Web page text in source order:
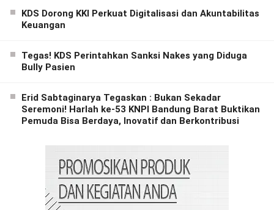
KDS Dorong KKI Perkuat Digitalisasi dan Akuntabilitas
Keuangan
Tegas! KDS Perintahkan Sanksi Nakes yang Diduga
Bully Pasien
Erid Sabtaginarya Tegaskan : Bukan Sekadar
Seremoni! Harlah ke-53 KNPI Bandung Barat Buktikan
Pemuda Bisa Berdaya, Inovatif dan Berkontribusi